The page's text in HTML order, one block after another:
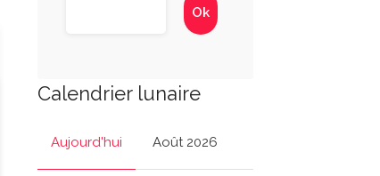
Calendrier lunaire
Aujourd'hui Août 2026